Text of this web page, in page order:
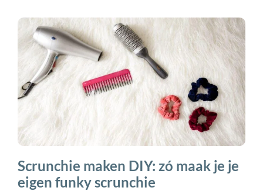
Scrunchie maken DIY: zó maak je je
eigen funky scrunchie